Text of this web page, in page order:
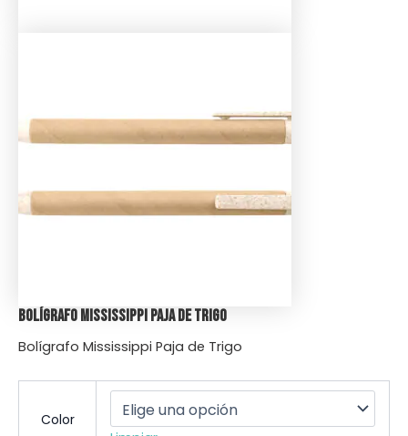
Bolígrafo Mississippi Paja de Trigo
Bolígrafo Mississippi Paja de Trigo
Color